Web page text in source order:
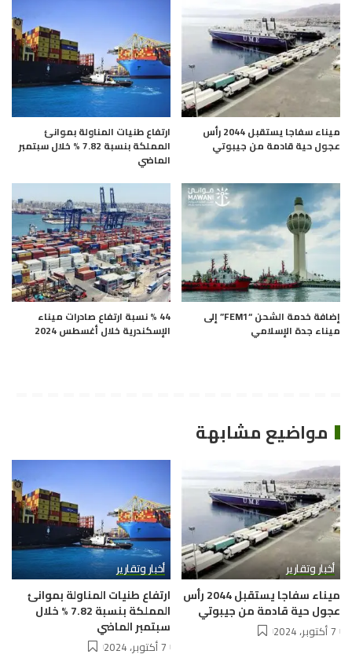
ميناء سفاجا يستقبل 2044 رأس
عجول حية قادمة من جيبوتي
ارتفاع طنيات المناولة بموانئ
المملكة بنسبة 7.82 % خلال سبتمبر
الماضي
إضافة خدمة الشحن “FEM1” إلى
ميناء جدة الإسلامي
44 % نسبة ارتفاع صادرات ميناء
الإسكندرية خلال أغسطس 2024
مواضيع مشابهة
أخبار وتقارير
ميناء سفاجا يستقبل 2044 رأس
عجول حية قادمة من جيبوتي
7 أكتوبر، 2024
أخبار وتقارير
ارتفاع طنيات المناولة بموانئ
المملكة بنسبة 7.82 % خلال
سبتمبر الماضي
7 أكتوبر، 2024